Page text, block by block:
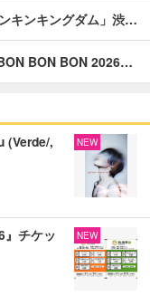
キンキングダム」渋…
BON BON 2026…
(Verde/,
NEW
』チケッ
NEW